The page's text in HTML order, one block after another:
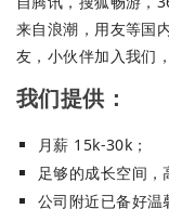
来自浪潮，用友等国
友，小伙伴加入我们
我们提供：
月薪 15k-30k；
足够的成长空间，
公司附近已备好温